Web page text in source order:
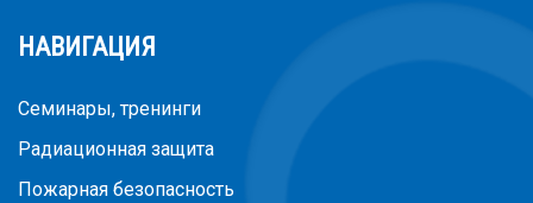
НАВИГАЦИЯ
Семинары, тренинги
Радиационная защита
Пожарная безопасность